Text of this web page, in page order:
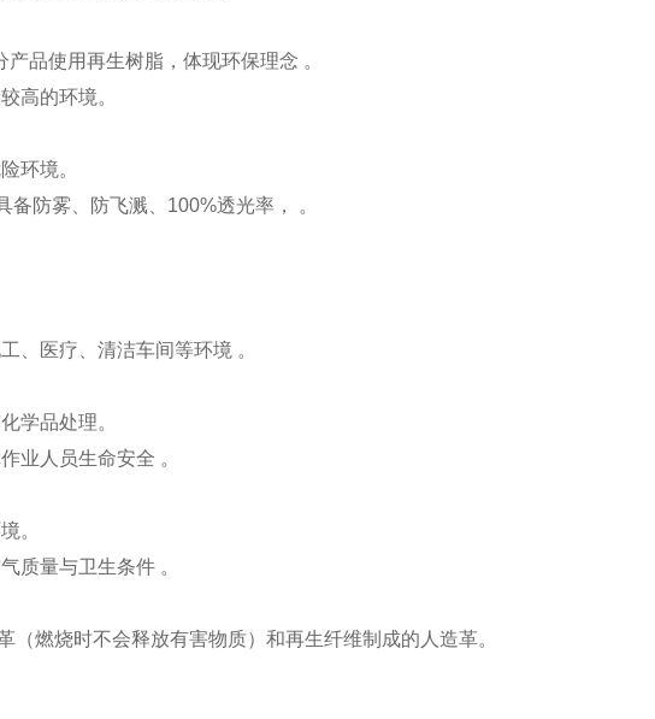
品使用再生树脂，体现环保理念 。
高的环境。
环境。
防雾、防飞溅、100%透光率， 。
、医疗、清洁车间等环境 。
学品处理。
业人员生命安全 。
。
质量与卫生条件 。
燃烧时不会释放有害物质）和再生纤维制成的人造革。